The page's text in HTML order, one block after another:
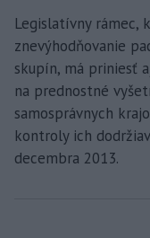
Legislatívny rámec,
znevýhodňovanie
skupín, má priniesť
na prednostné
samosprávnych
kontroly ich
decembra 2013.